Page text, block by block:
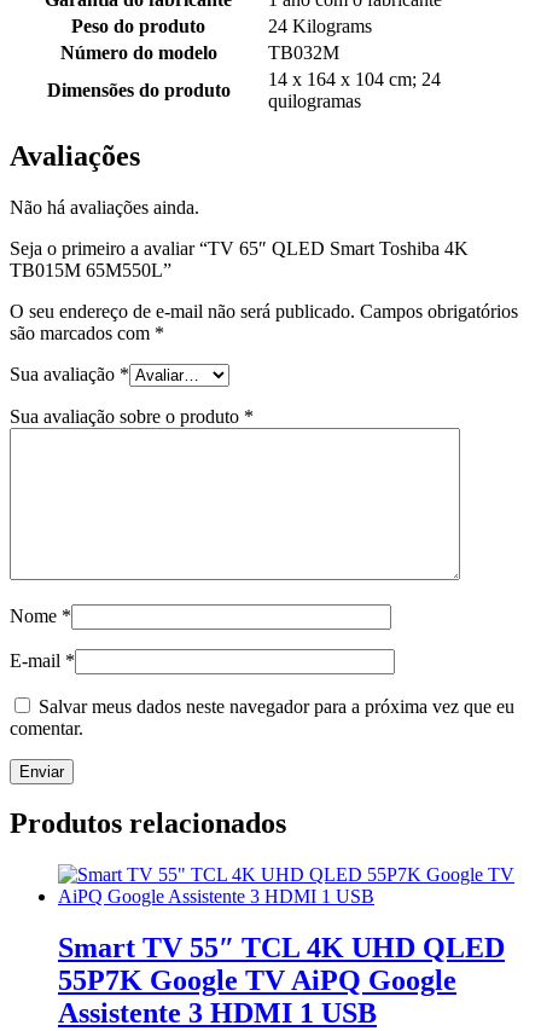
Peso do produto
‎24 Kilograms
Número do modelo
‎TB032M
Dimensões do produto
‎14 x 164 x 104 cm; 24
quilogramas
Avaliações
Não há avaliações ainda.
Seja o primeiro a avaliar “TV 65″ QLED Smart Toshiba 4K
TB015M 65M550L”
O seu endereço de e-mail não será publicado. Campos obrigatórios
são marcados com *
Sua avaliação *
Sua avaliação sobre o produto *
Nome *
E-mail *
Salvar meus dados neste navegador para a próxima vez que eu
comentar.
Produtos relacionados
Smart TV 55″ TCL 4K UHD QLED
55P7K Google TV AiPQ Google
Assistente 3 HDMI 1 USB